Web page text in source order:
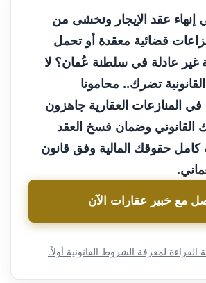
عقد الإيجار وتخشى من
قضائية معقدة أو تحمل
غير عادلة في سلطنة عُمان؟ لا
تضرك.. محامونا
المنازعات العقارية جاهزون
القانوني وضمان فسخ العقد
كامل حقوقك المالية وفق قانون
مع خبير عقارات الآن
القراءة لمعرفة الشروط القانونية أولاً.